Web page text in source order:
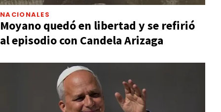
NACIONALES
Moyano quedó en libertad y se refirió
al episodio con Candela Arizaga